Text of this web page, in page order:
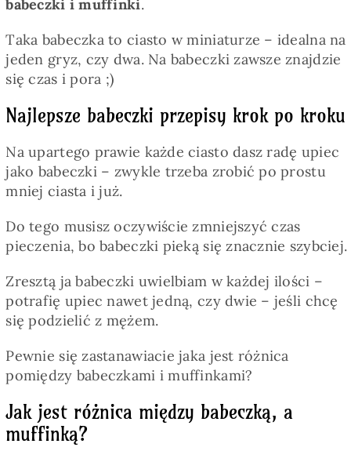
babeczki i muffinki.
Taka babeczka to ciasto w miniaturze – idealna na
jeden gryz, czy dwa. Na babeczki zawsze znajdzie
się czas i pora ;)
Najlepsze babeczki przepisy krok po kroku
Na upartego prawie każde ciasto dasz radę upiec
jako babeczki – zwykle trzeba zrobić po prostu
mniej ciasta i już.
Do tego musisz oczywiście zmniejszyć czas
pieczenia, bo babeczki pieką się znacznie szybciej.
Zresztą ja babeczki uwielbiam w każdej ilości –
potrafię upiec nawet jedną, czy dwie – jeśli chcę
się podzielić z mężem.
Pewnie się zastanawiacie jaka jest różnica
pomiędzy babeczkami i muffinkami?
Jak jest różnica między babeczką, a
muffinką?